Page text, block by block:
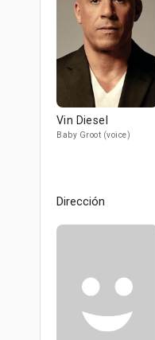
Vin Diesel
Baby Groot (voice)
Dirección